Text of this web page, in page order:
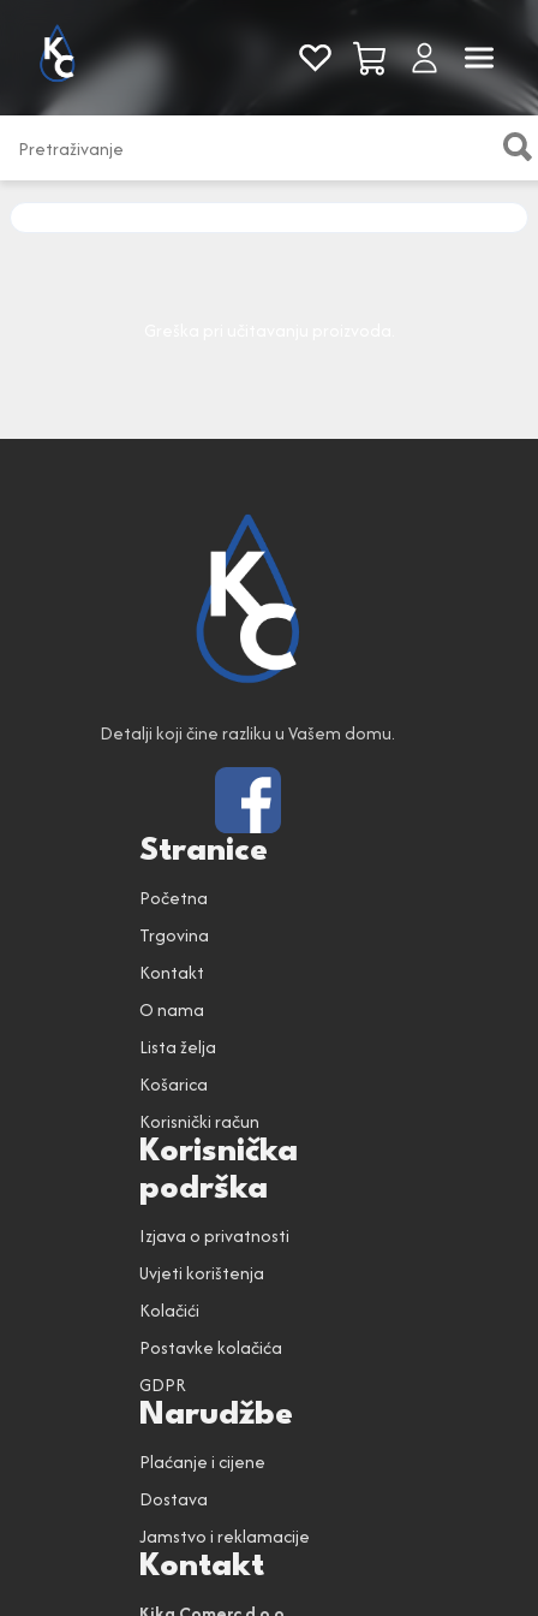
Pogledaj sve
Detalji koji čine razliku u Vašem domu.
Stranice
Početna
Trgovina
Kontakt
O nama
Lista želja
Košarica
Korisnički račun
Korisnička
podrška
Izjava o privatnosti
Uvjeti korištenja
Kolačići
Postavke kolačića
GDPR
Narudžbe
Plaćanje i cijene
Dostava
Jamstvo i reklamacije
Kontakt